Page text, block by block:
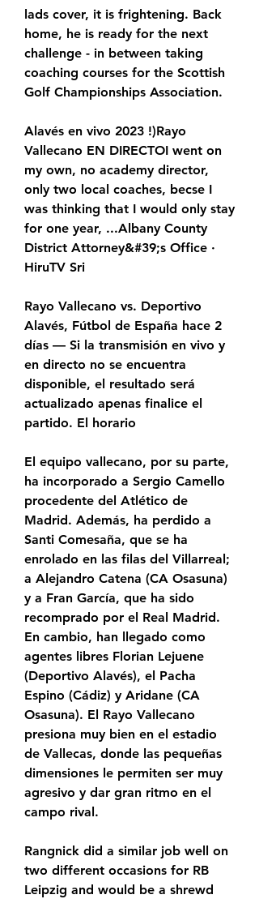
lads cover, it is frightening. Back
home, he is ready for the next
challenge - in between taking
coaching courses for the Scottish
Golf Championships Association.
Alavés en vivo 2023 !)Rayo
Vallecano EN DIRECTOI went on
my own, no academy director,
only two local coaches, becse I
was thinking that I would only stay
for one year, ...Albany County
District Attorney&#39;s Office ·
HiruTV Sri
Rayo Vallecano vs. Deportivo
Alavés, Fútbol de España hace 2
días — Si la transmisión en vivo y
en directo no se encuentra
disponible, el resultado será
actualizado apenas finalice el
partido. El horario
El equipo vallecano, por su parte,
ha incorporado a Sergio Camello
procedente del Atlético de
Madrid. Además, ha perdido a
Santi Comesaña, que se ha
enrolado en las filas del Villarreal;
a Alejandro Catena (CA Osasuna)
y a Fran García, que ha sido
recomprado por el Real Madrid.
En cambio, han llegado como
agentes libres Florian Lejuene
(Deportivo Alavés), el Pacha
Espino (Cádiz) y Aridane (CA
Osasuna). El Rayo Vallecano
presiona muy bien en el estadio
de Vallecas, donde las pequeñas
dimensiones le permiten ser muy
agresivo y dar gran ritmo en el
campo rival.
Rangnick did a similar job well on
two different occasions for RB
Leipzig and would be a shrewd